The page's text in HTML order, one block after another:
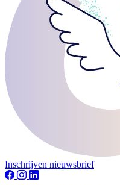
Inschrijven nieuwsbrief